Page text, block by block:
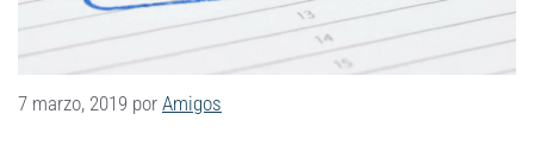
7 marzo, 2019 por Amigos